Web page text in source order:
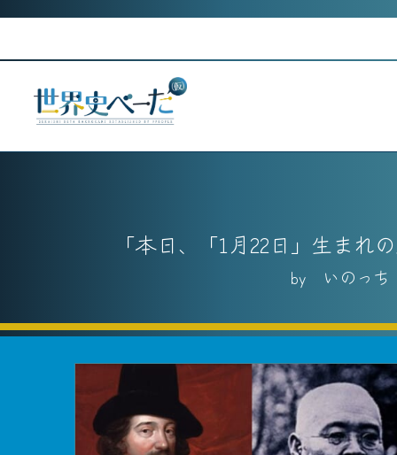
本日、「1月22日」生まれ
いのっち